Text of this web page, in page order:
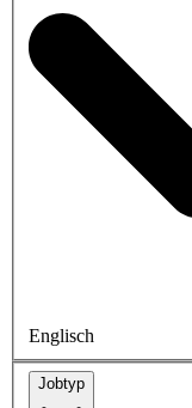
Englisch
Jobtyp